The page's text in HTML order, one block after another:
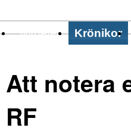
Nyheter Krönikor
Att notera
RF